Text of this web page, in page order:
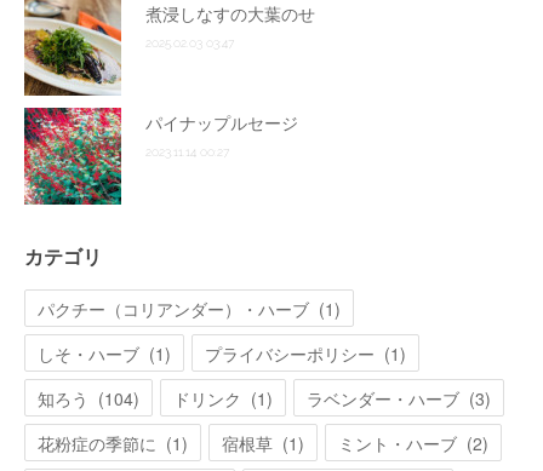
煮浸しなすの大葉のせ
2025.02.03 03:47
パイナップルセージ
2023.11.14 00:27
カテゴリ
パクチー（コリアンダー）・ハーブ (1)
しそ・ハーブ (1) プライバシーポリシー (1)
知ろう (104) ドリンク (1) ラベンダー・ハーブ (3)
花粉症の季節に (1) 宿根草 (1) ミント・ハーブ (2)